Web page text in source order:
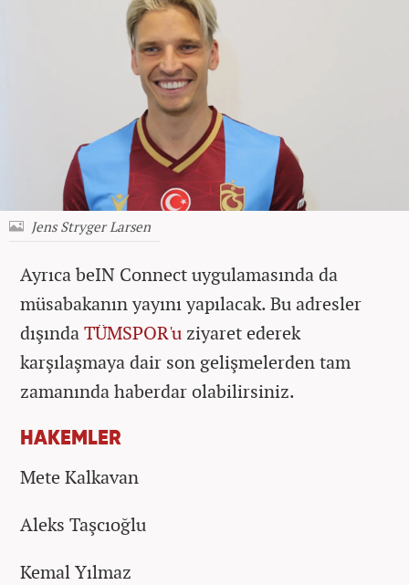
Jens Stryger Larsen
Ayrıca beIN Connect uygulamasında da
müsabakanın yayını yapılacak. Bu adresler
dışındaTÜMSPOR'u ziyaret ederek
karşılaşmaya dair son gelişmelerden tam
zamanında haberdar olabilirsiniz.
HAKEMLER
Mete Kalkavan
Aleks Taşcıoğlu
Kemal Yılmaz